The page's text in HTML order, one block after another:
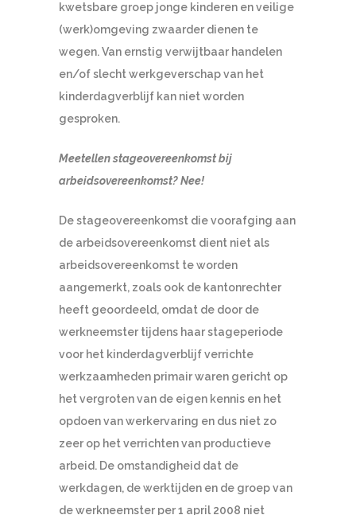
kwetsbare groep jonge kinderen en veilige
(werk)omgeving zwaarder dienen te
wegen. Van ernstig verwijtbaar handelen
en/of slecht werkgeverschap van het
kinderdagverblijf kan niet worden
gesproken.
Meetellen stageovereenkomst bij
arbeidsovereenkomst? Nee!
De stageovereenkomst die voorafging aan
de arbeidsovereenkomst dient niet als
arbeidsovereenkomst te worden
aangemerkt, zoals ook de kantonrechter
heeft geoordeeld, omdat de door de
werkneemster tijdens haar stageperiode
voor het kinderdagverblijf verrichte
werkzaamheden primair waren gericht op
het vergroten van de eigen kennis en het
opdoen van werkervaring en dus niet zo
zeer op het verrichten van productieve
arbeid. De omstandigheid dat de
werkdagen, de werktijden en de groep van
de werkneemster per 1 april 2008 niet